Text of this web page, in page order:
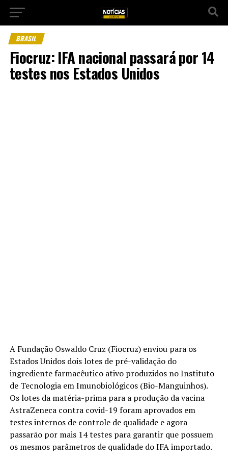
BRASIL
Fiocruz: IFA nacional passará por 14
testes nos Estados Unidos
A Fundação Oswaldo Cruz (Fiocruz) enviou para os
Estados Unidos dois lotes de pré-validação do
ingrediente farmacêutico ativo produzidos no Instituto
de Tecnologia em Imunobiológicos (Bio-Manguinhos).
Os lotes da matéria-prima para a produção da vacina
AstraZeneca contra covid-19 foram aprovados em
testes internos de controle de qualidade e agora
passarão por mais 14 testes para garantir que possuem
os mesmos parâmetros de qualidade do IFA importado.